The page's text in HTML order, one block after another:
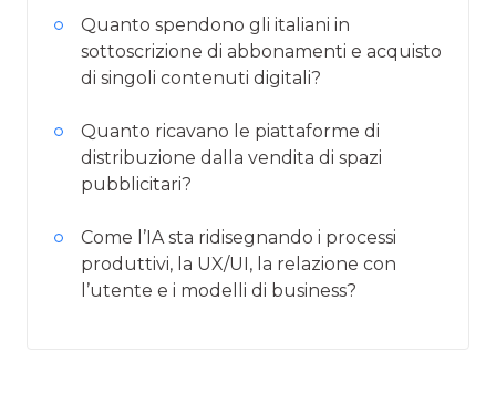
Quanto spendono gli italiani in
sottoscrizione di abbonamenti e acquisto
di singoli contenuti digitali?
Quanto ricavano le piattaforme di
distribuzione dalla vendita di spazi
pubblicitari?
Come l’IA sta ridisegnando i processi
produttivi, la UX/UI, la relazione con
l’utente e i modelli di business?